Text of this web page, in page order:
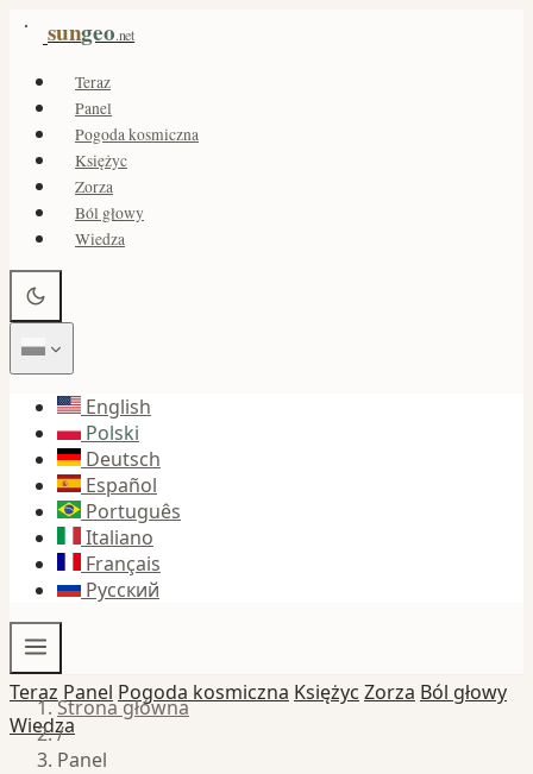
sungeo.net
Teraz
Panel
Pogoda kosmiczna
Księżyc
Zorza
Ból głowy
Wiedza
English
Polski
Deutsch
Español
Português
Italiano
Français
Русский
Teraz Panel Pogoda kosmiczna Księżyc Zorza Ból głowy
Wiedza
Strona główna
/
Panel